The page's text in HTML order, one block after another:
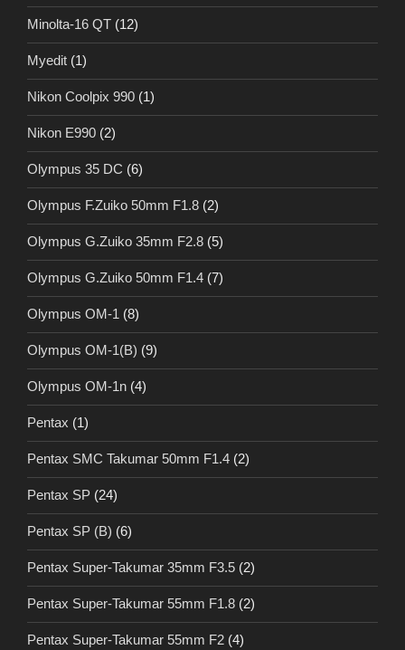
Minolta-16 QT (12)
Myedit (1)
Nikon Coolpix 990 (1)
Nikon E990 (2)
Olympus 35 DC (6)
Olympus F.Zuiko 50mm F1.8 (2)
Olympus G.Zuiko 35mm F2.8 (5)
Olympus G.Zuiko 50mm F1.4 (7)
Olympus OM-1 (8)
Olympus OM-1(B) (9)
Olympus OM-1n (4)
Pentax (1)
Pentax SMC Takumar 50mm F1.4 (2)
Pentax SP (24)
Pentax SP (B) (6)
Pentax Super-Takumar 35mm F3.5 (2)
Pentax Super-Takumar 55mm F1.8 (2)
Pentax Super-Takumar 55mm F2 (4)